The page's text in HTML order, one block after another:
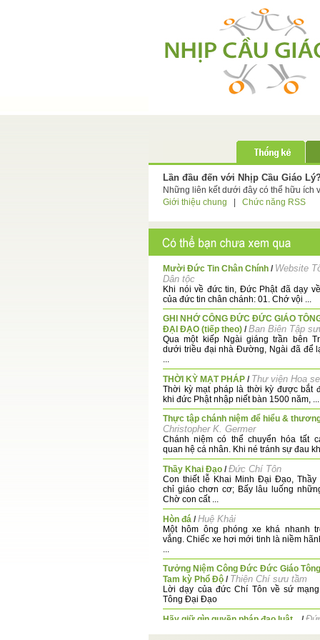
Lần đầu đến với Nhịp Cầu Giáo
Những liên kết dưới đây có thể hữu ích
Giới thiệu chung
Chức năng RSS
Mười Đức Tin Chân Chính / Website
Dân tộc
Khi nói về đức tin, Ðức Phật đã dạy
của đức tin chân chánh: 01. Chớ vội ...
GHI NHỚ CÔNG ĐỨC ĐỨC GIÁO
ĐẠI ĐẠO (tiếp theo) /Ban Biên Tập
Qua một kiếp Ngài giáng trần bên
dưới triều đại nhà Đường, Ngài đã để
...
THỜI KỲ MẠT PHÁP / Thư viện Hoa
Thời kỳ mạt pháp là thời kỳ được bắt
khi đức Phật nhập niết bàn 1500 năm, ...
Thực tập chánh niệm để hiểu &
Christopher K. Germer
Chánh niệm có thể chuyển hóa tất
quan hệ cá nhân. Khi né tránh sự đau
Thầy Khai Đạo /Đức Chí Tôn
Con thiết lễ Khai Minh Đại Đạo, Thầy
chỉ giáo chơn cơ; Bấy lâu luống
Chờ con cất ...
Hòn đá /Huệ Khải
Một hôm ông phóng xe khá nhanh
vắng. Chiếc xe hơi mới tinh là niềm
...
Tưởng Niệm Công Đức Đức Giáo
Tam kỳ Phổ Độ / Thiện Chí sưu tầm
Lời dạy của đức Chí Tôn về sứ
Tông Đại Đạo
Hãy giữ gìn quyền pháp đạo luật...
/